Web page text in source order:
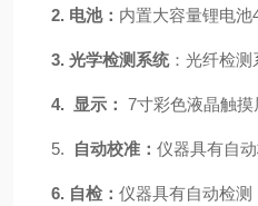
2. 电池： 内置大容量锂电池
3. 光学检测系统：光纤检测
4. 显示： 7寸彩色液晶触摸
5. 自动校准： 仪器具有自
6. 自检： 仪器具有自动检